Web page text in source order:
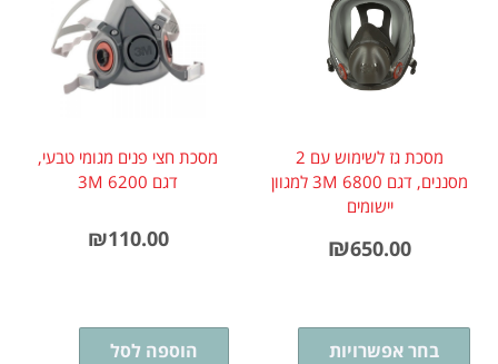
מסכת גז לשימוש עם 2
מסננים, דגם 3M 6800 למגוון
יישומים
₪650.00
בחר אפשרויות
מסכת חצי פנים מגומי טבעי,
דגם 3M 6200
₪110.00
הוספה לסל